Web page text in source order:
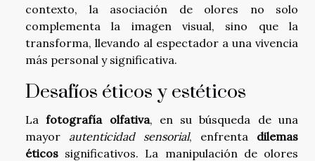
contexto, la asociación de olores no solo
complementa la imagen visual, sino que la
transforma, llevando al espectador a una vivencia
más personal y significativa.
Desafíos éticos y estéticos
Lafotografía olfativa, en su búsqueda de una
mayor autenticidad sensorial, enfrenta dilemas
éticos significativos. La manipulación de olores